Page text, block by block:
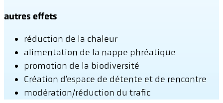
autres effets
réduction de la chaleur
alimentation de la nappe phréatique
promotion de la biodiversité
Création d’espace de détente et de rencontre
modération/réduction du trafic